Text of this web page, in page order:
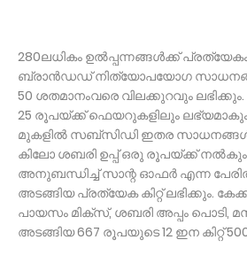
280ലധികം ഉൽപ്പന്നങ്ങൾക്ക്
ബ്രാൻഡഡ് നിത്യോപയോഗ
50 ശതമാനംവരെ വിലക്കുറവും
25 രൂപയ്ക്ക് ഫെയറുകളിലും
മുകളിൽ സബ്സിഡി ഇതര സാധനങ്ങൾ
കിലോ ശബരി ഉപ്പ് ഒരു രൂപയ്ക്ക്
അനുബന്ധിച്ച് സാന്റ ഓഫർ എന്ന
അടങ്ങിയ പ്രത്യേക കിറ്റ്‌ ലഭിക്കും.
പായസം മിക്സ്, ശബരി അപ്പം പൊടി,
അടങ്ങിയ 667 രൂപയുടെ 12 ഇന കിറ്റ്‌